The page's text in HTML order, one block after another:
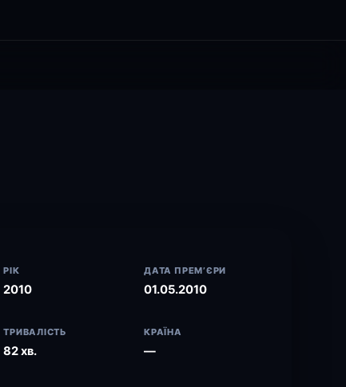
РІК
2010
ДАТА ПРЕМ’ЄРИ
01.05.2010
ТРИВАЛІСТЬ
82 хв.
КРАЇНА
—